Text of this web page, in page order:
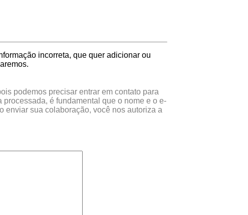
incorreta, que quer adicionar ou
podemos precisar entrar em contato para
é fundamental que o nome e o e-
enviar sua colaboração, você nos autoriza a